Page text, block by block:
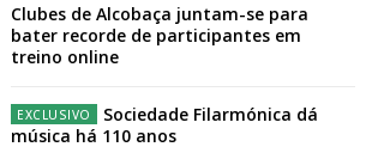
Clubes de Alcobaça juntam-se para
bater recorde de participantes em
treino online
Sociedade Filarmónica dá
música há 110 anos